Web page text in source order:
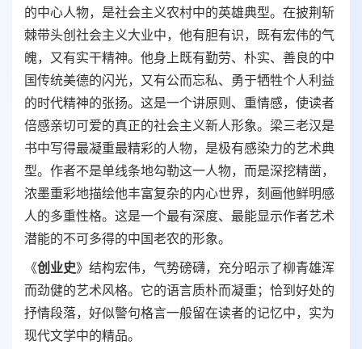
的中心人物，是社会主义农村中的英雄典型。在披荆斩
棘带头创社会主义大业中，他有胆有识，既有宏伟的气
魄，又有实干精神。他身上既有勤劳、朴实、善良的中
国传统美德的闪光，又有公而忘私、勇于牺牲个人利益
的时代精神的张扬。这是一个讲原则、重情感，使读者
倍感亲切可爱的真正的社会主义新人形象。梁三老汉是
书中写得最凝重最精彩的人物，是极有感染力的艺术典
型。作者不是单线条地勾勒这一人物，而是深挖精凿，
浓墨重彩地描绘他丰富复杂的内心世界，刻画他鲜明感
人的多重性格。这是一个最有深度、最能显示作者艺术
潜能的不可多得的中国老农的形象。
《创业史》结构宏伟，气势磅礴，充分昭示了柳青雄浑
而劲健的艺术风格。它的语言质朴而凝重；恰到好处的
抒情段落，好似警句格言一般留在读者的记忆中，实为
现代文学中的精品。